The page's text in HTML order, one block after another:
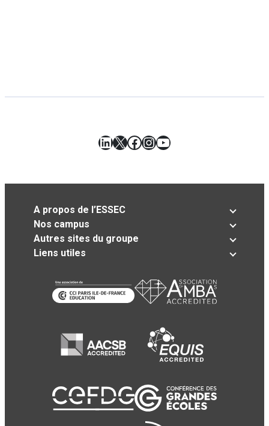
LinkedIn
X Facebook
Instagram
YouTube
A propos de l’ESSEC
Nos campus
Autres sites du groupe
Liens utiles